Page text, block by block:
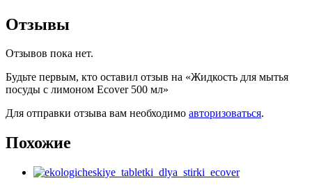
Отзывы
Отзывов пока нет.
Будьте первым, кто оставил отзыв на «Жидкость для мытья
посуды с лимоном Ecover 500 мл»
Для отправки отзыва вам необходимо авторизоваться.
Похожие